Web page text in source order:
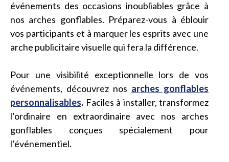
événements des occasions inoubliables grâce à
nos arches gonflables. Préparez-vous à éblouir
vos participants et à marquer les esprits avec une
arche publicitaire visuelle qui fera la différence.
Pour une visibilité exceptionnelle lors de vos
événements, découvrez nos arches gonflables
personnalisables. Faciles à installer, transformez
l’ordinaire en extraordinaire avec nos arches
gonflables conçues spécialement pour
l’événementiel.